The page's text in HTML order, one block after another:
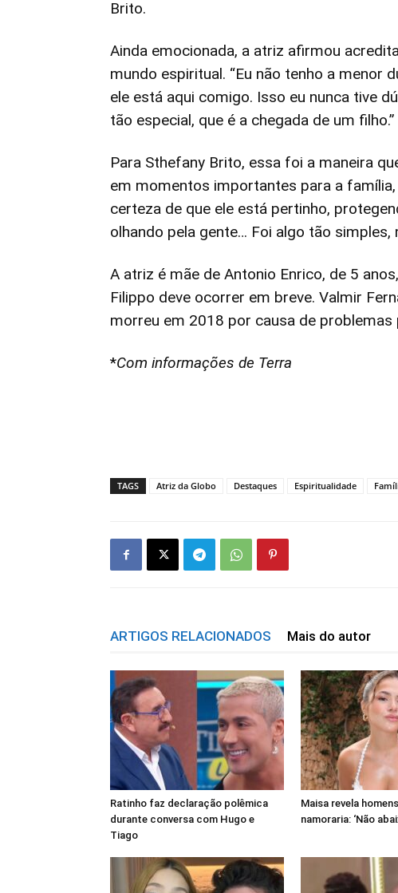
Brito.
Ainda emocionada, a atriz afirmou
mundo espiritual. “Eu não tenho a menor
ele está aqui comigo. Isso eu nunca tive
tão especial, que é a chegada de um filho.”
Para Sthefany Brito, essa foi a maneira
em momentos importantes para a
certeza de que ele está pertinho,
olhando pela gente… Foi algo tão simples,
A atriz é mãe de Antonio Enrico, de 5
Filippo deve ocorrer em breve. Valmir
morreu em 2018 por causa de problemas
*Com informações de Terra
TAGS Atriz da Globo Destaques Espiritualidade
ARTIGOS RELACIONADOS Mais do autor
Ratinho faz declaração polêmica
durante conversa com Hugo e
Tiago
Maisa revela
namoraria: ‘Não